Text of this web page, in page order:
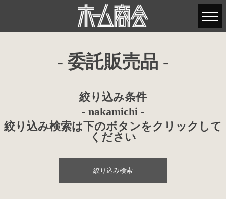
- 委託販売品 -
絞り込み条件
- nakamichi -
絞り込み検索は下のボタンをクリックして
ください
絞り込み検索